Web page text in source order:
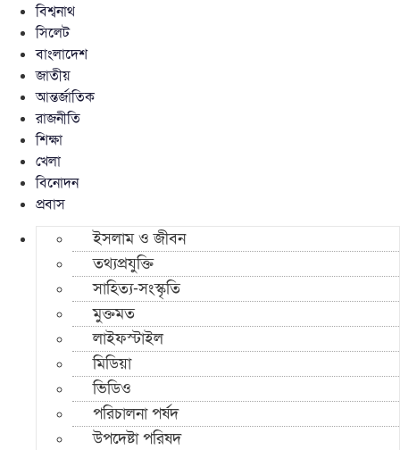
বিশ্বনাথ
সিলেট
বাংলাদেশ
জাতীয়
আন্তর্জাতিক
রাজনীতি
শিক্ষা
খেলা
বিনোদন
প্রবাস
ইসলাম ও জীবন
তথ্যপ্রযুক্তি
সাহিত্য-সংস্কৃতি
মুক্তমত
লাইফস্টাইল
মিডিয়া
ভিডিও
পরিচালনা পর্ষদ
উপদেষ্টা পরিষদ